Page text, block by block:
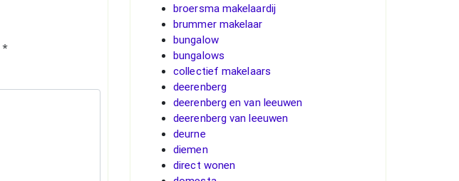
*
broersma makelaardij
brummer makelaar
bungalow
bungalows
collectief makelaars
deerenberg
deerenberg en van leeuwen
deerenberg van leeuwen
deurne
diemen
direct wonen